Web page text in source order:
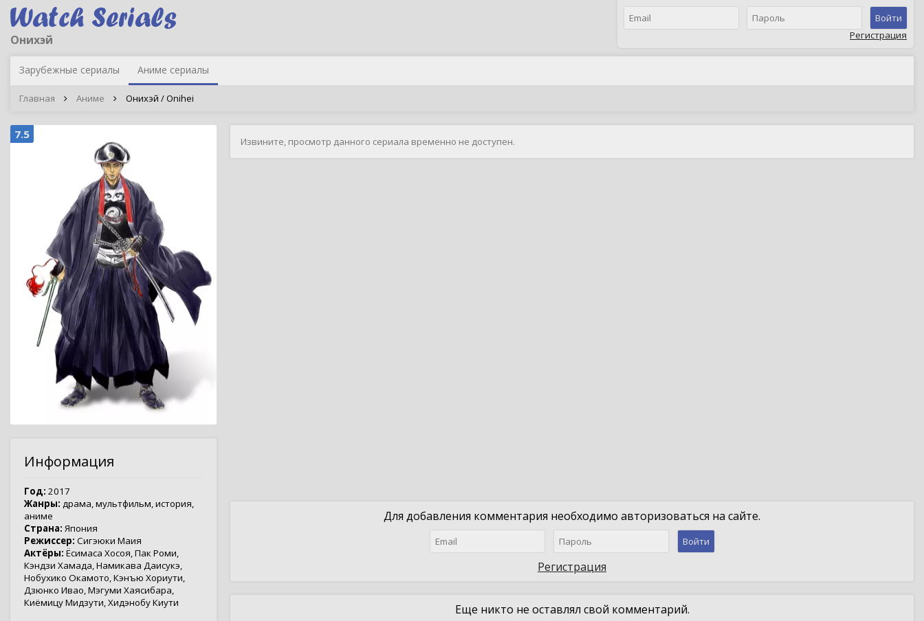
Онихэй
Войти
Регистрация
Зарубежные сериалы Аниме сериалы
Главная Аниме Онихэй / Onihei
7.5
Информация
Год: 2017
Жанры: драма,мультфильм,история,
аниме
Страна: Япония
Режиссер: Сигэюки Маия
Актёры: Ёсимаса Хосоя,Пак Роми,
Кэндзи Хамада,Намикава Даисукэ,
Нобухико Окамото,Кэнъю Хориути,
Дзюнко Ивао,Мэгуми Хаясибара,
Киёмицу Мидзути,Хидэнобу Киути
Извините, просмотр данного сериала временно не доступен.
Для добавления комментария необходимо авторизоваться на сайте.
Войти
Регистрация
Еще никто не оставлял свой комментарий.